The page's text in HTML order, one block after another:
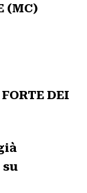
(MC)
FORTE DEI